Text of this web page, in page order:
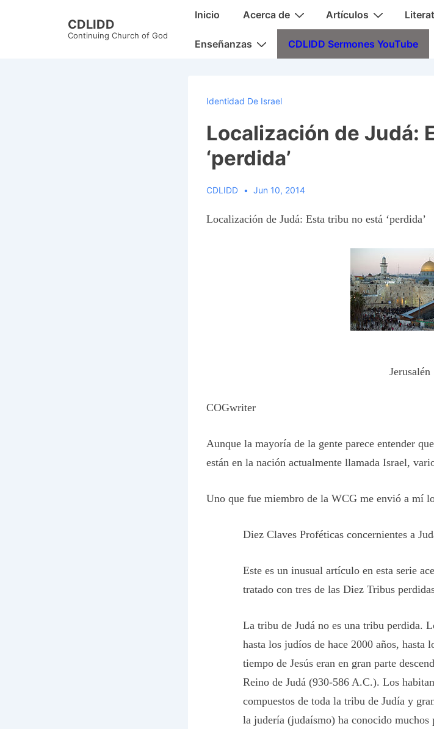
CDLIDD
Continuing Church of God
MainInicio Acerca de Artículos
Enseñanzas CDLIDD Sermones YouTube
Identidad De Israel
Localización de Judá:
‘perdida’
CDLIDD Jun 10, 2014
Localización de Judá: Esta tribu no está ‘perdida’
Jerusalén
COGwriter
Aunque la mayoría de la gente parece entender
están en la nación actualmente llamada Israel,
Uno que fue miembro de la WCG me envió a mí
Diez Claves Proféticas concernientes a
Este es un inusual artículo en esta serie
tratado con tres de las Diez Tribus
La tribu de Judá no es una tribu perdida.
hasta los judíos de hace 2000 años, hasta
tiempo de Jesús eran en gran parte
Reino de Judá (930-586 A.C.). Los
compuestos de toda la tribu de Judía y
la judería (judaísmo) ha conocido